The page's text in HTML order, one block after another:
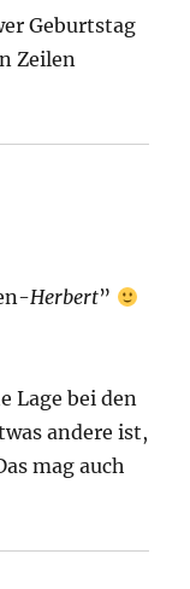
Geburtstag
Zeilen
Herbert”
Lage bei den
andere ist,
mag auch